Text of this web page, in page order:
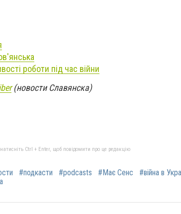
роботи під час війни
(новости Славянска)
Ctrl + Enter, щоб повідомити про це редакцію
#подкасти #podcasts #Має Сенс
#війна в